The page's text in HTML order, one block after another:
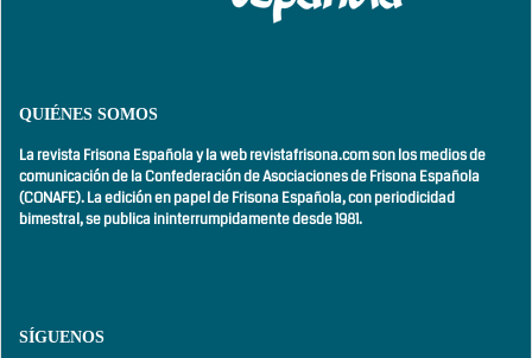
QUIÉNES SOMOS
La revista Frisona Española y la web revistafrisona.com son los medios de
comunicación de la Confederación de Asociaciones de Frisona Española
(CONAFE). La edición en papel de Frisona Española, conperiodicidad
bimestral,se publica ininterrumpidamente desde 1981.
SÍGUENOS